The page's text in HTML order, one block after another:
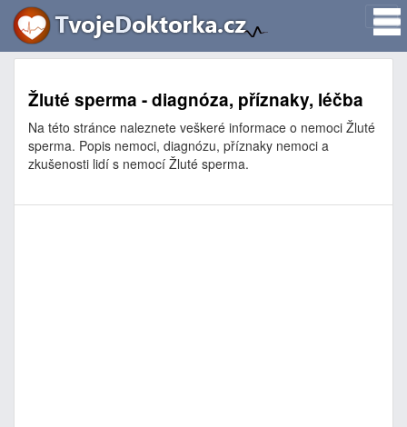
Žluté sperma - diagnóza, příznaky, léčba
Na této stránce naleznete veškeré informace o nemoci Žluté
sperma. Popis nemoci, diagnózu, příznaky nemoci a
zkušenosti lidí s nemocí Žluté sperma.